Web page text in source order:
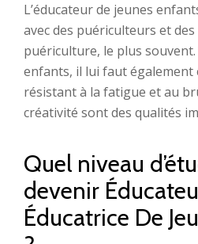
L’éducateur de jeunes
avec des puériculteurs et
puériculture, le plus souvent.
enfants, il lui faut
résistant à la fatigue et au
créativité sont des qualités
Quel niveau
devenir
Éducatrice De